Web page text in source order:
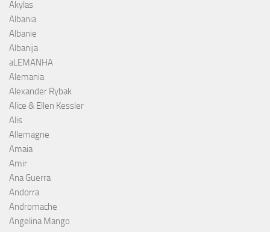
Akylas
Albania
Albanie
Albanija
aLEMANHA
Alemania
Alexander Rybak
Alice & Ellen Kessler
Alis
Allemagne
Amaia
Amir
Ana Guerra
Andorra
Andromache
Angelina Mango